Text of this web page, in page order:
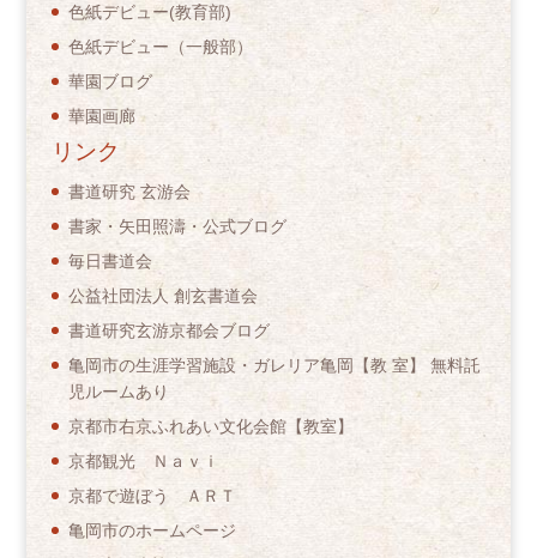
色紙デビュー(教育部)
色紙デビュー（一般部）
華園ブログ
華園画廊
リンク
書道研究 玄游会
書家・矢田照濤・公式ブログ
毎日書道会
公益社団法人 創玄書道会
書道研究玄游京都会ブログ
亀岡市の生涯学習施設・ガレリア亀岡【教 室】 無料託
児ルームあり
京都市右京ふれあい文化会館【教室】
京都観光 Ｎａｖｉ
京都で遊ぼう ＡＲＴ
亀岡市のホームページ